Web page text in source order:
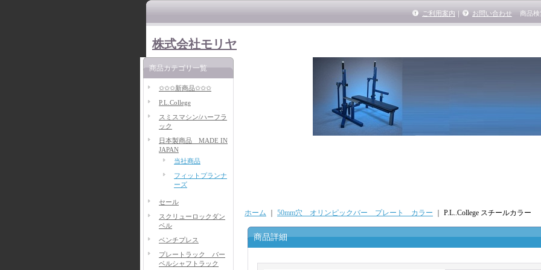
株式会社モリヤ
ご利用案内 ｜ お問い合わせ 商品検
商品カテゴリ一覧
✩✩✩新商品✩✩✩
P.L.College
スミスマシン/ハーフラ
ック
日本製商品 MADE IN
JAPAN
当社商品
フィットプランナ
ーズ
セール
スクリューロックダン
ベル
ベンチプレス
プレートラック バー
ベルシャフトラック
ホーム 50mm穴 オリンピックバー プレート カラー P.L..College スチールカラー
商品詳細